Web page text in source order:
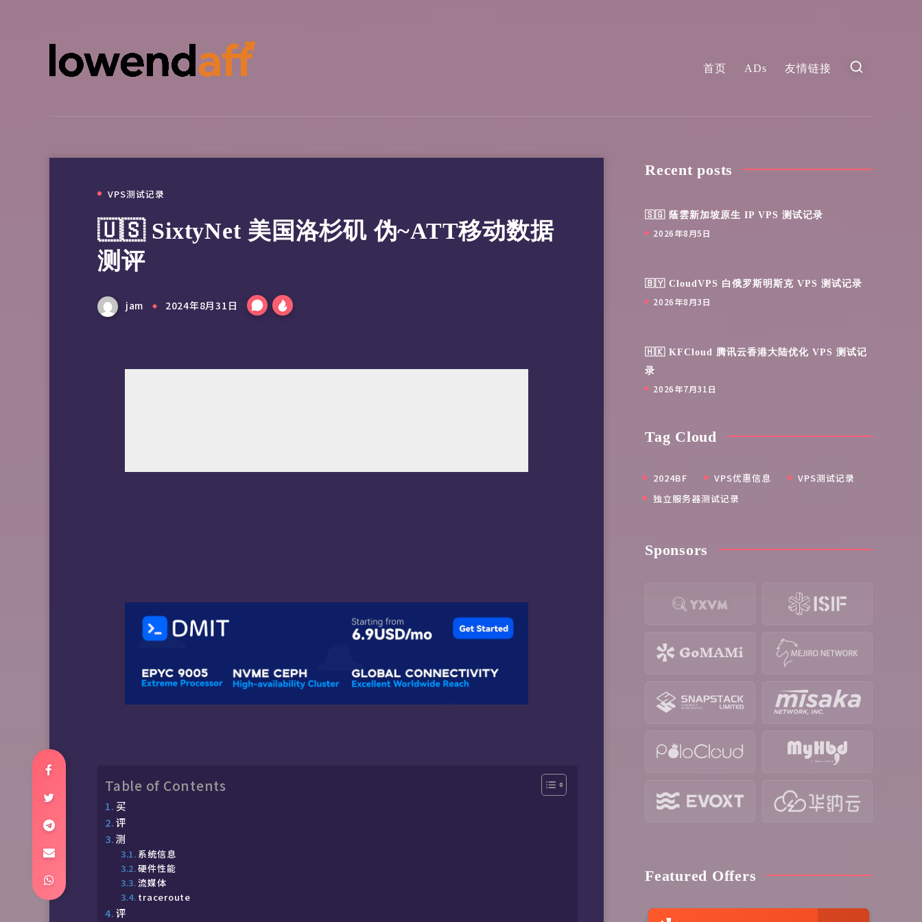
首页 ADs 友情链接
VPS测试记录
🇺🇸 SixtyNet 美国洛杉矶 伪~ATT移动数据
测评
jam 2024年8月31日
Table of Contents
买
评
测
系统信息
硬件性能
流媒体
traceroute
评
Recent posts
🇸🇬 蔭雲新加坡原生 IP VPS 测试记录
2026年8月5日
🇧🇾 CloudVPS 白俄罗斯明斯克 VPS 测试记录
2026年8月3日
🇭🇰 KFCloud 腾讯云香港大陆优化 VPS 测试记
录
2026年7月31日
Tag Cloud
2024BF VPS优惠信息
VPS测试记录
独立服务器测试记录
Sponsors
Featured Offers